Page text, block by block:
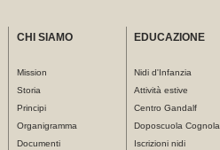
CHI SIAMO
Mission
Storia
Principi
Organigramma
Documenti
EDUCAZIONE
Nidi d'Infanzia
Attività estive
Centro Gandalf
Doposcuola Cognola
Iscrizioni nidi